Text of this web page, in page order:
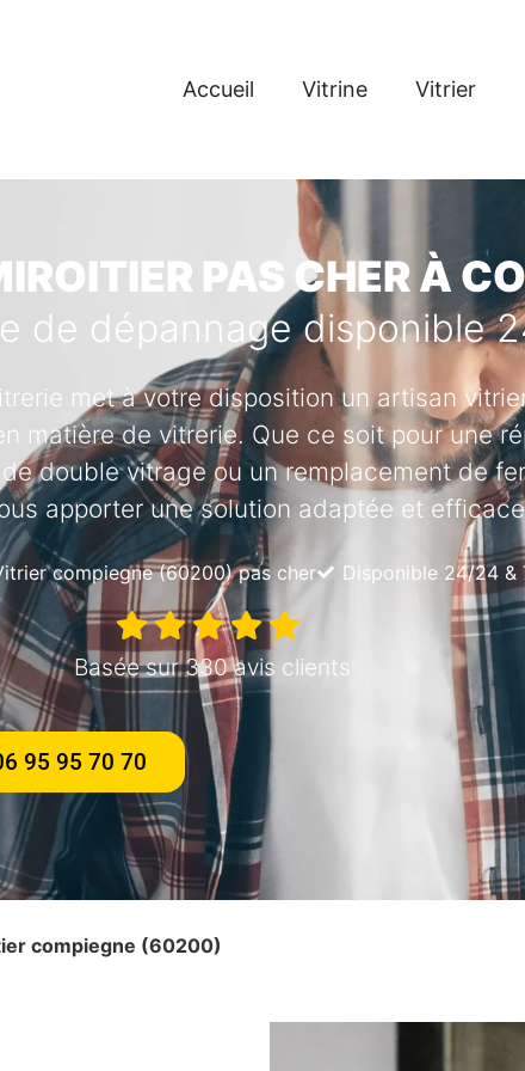
Accueil Vitrine Vitrier
PAS CHER À
de dépannage disponible
met à votre disposition un artisan
matière de vitrerie. Que ce soit pour une
double vitrage ou un remplacement de
apporter une solution adaptée et
compiegne (60200) pas cher Disponible 24/24 &
Basée sur 330 avis clients
95 95 70 70
compiegne (60200)